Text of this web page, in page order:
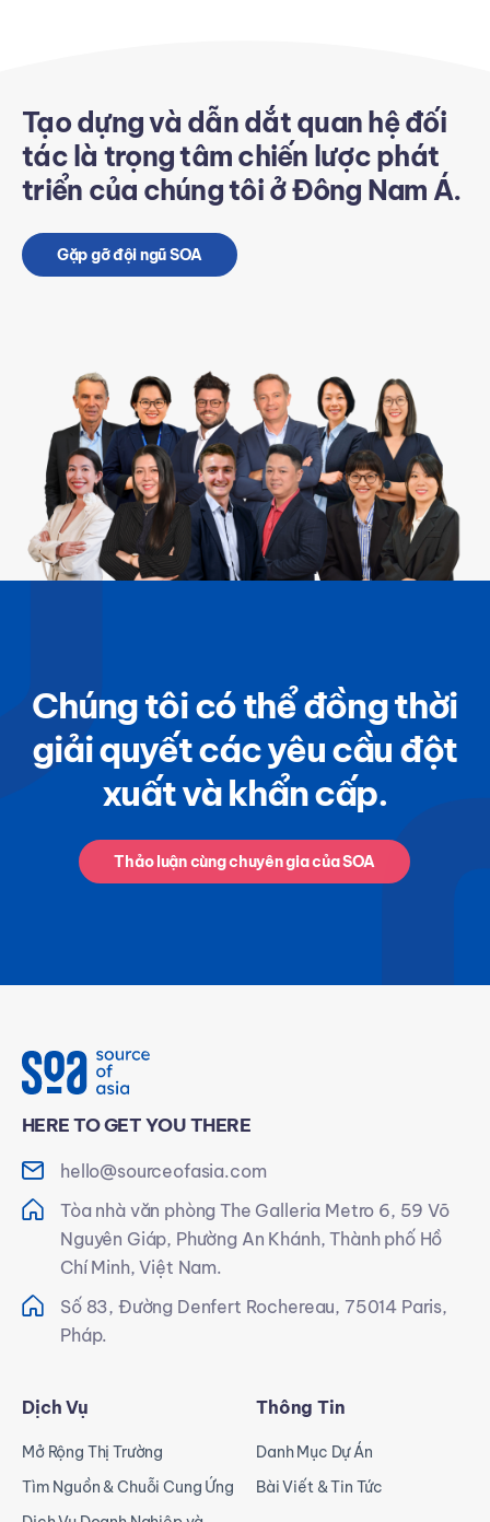
Tạo dựng và dẫn dắt quan hệ đối
tác là trọng tâm chiến lược phát
triển của chúng tôi ở Đông Nam Á.
Gặp gỡ đội ngũ SOA
Chúng tôi có thể đồng thời
giải quyết các yêu cầu đột
xuất và khẩn cấp.
Thảo luận cùng chuyên gia của SOA
HERE TO GET YOU THERE
hello@sourceofasia.com
Tòa nhà văn phòng The Galleria Metro 6, 59 Võ
Nguyên Giáp, Phường An Khánh, Thành phố Hồ
Chí Minh, Việt Nam.
Số 83, Đường Denfert Rochereau, 75014 Paris,
Pháp.
Dịch Vụ
Mở Rộng Thị Trường
Tìm Nguồn & Chuỗi Cung Ứng
Thông Tin
Danh Mục Dự Án
Bài Viết & Tin Tức